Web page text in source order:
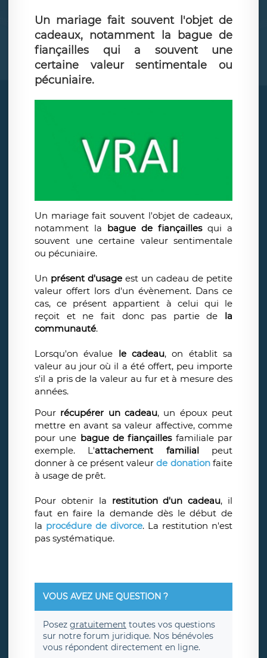
Un mariage fait souvent l'objet de
cadeaux, notamment la bague de
fiançailles qui a souvent une
certaine valeur sentimentale ou
pécuniaire.
Un mariage fait souvent l'objet de cadeaux,
notamment la bague de fiançailles qui a
souvent une certaine valeur sentimentale
ou pécuniaire.
Un présent d'usage est un cadeau de petite
valeur offert lors d'un évènement. Dans ce
cas, ce présent appartient à celui qui le
reçoit et ne fait donc pas partie de la
communauté.
Lorsqu'on évalue le cadeau, on établit sa
valeur au jour où il a été offert, peu importe
s'il a pris de la valeur au fur et à mesure des
années.
Pour récupérer un cadeau, un époux peut
mettre en avant sa valeur affective, comme
pour une bague de fiançaillesfamiliale par
exemple. L'attachement familial peut
donner à ce présent valeurde donationfaite
à usage de prêt.
Pour obtenir la restitution d'un cadeau, il
faut en faire la demande dès le début de
la procédure de divorce. La restitution n'est
pas systématique.
VOUS AVEZ UNE QUESTION ?
Posez gratuitement toutes vos questions
sur notre forum juridique. Nos bénévoles
vous répondent directement en ligne.